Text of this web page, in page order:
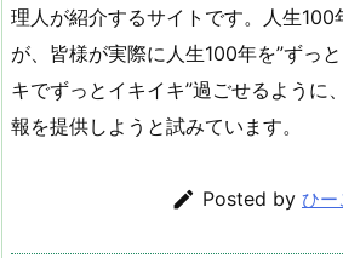
理人が紹介するサイトです。人生100
が、皆様が実際に人生100年を”ずっ
キでずっとイキイキ”過ごせるように
報を提供しようと試みています。
 Posted by ひー